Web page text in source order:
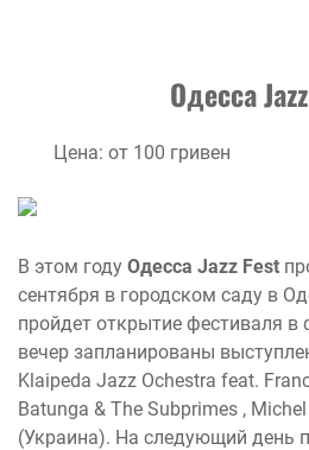
ОдессаJazz
Цена: от 100 гривен
В этом году Одесса Jazz Fest
сентября в городском саду в
пройдет открытие фестиваля в
вечер запланированы
Klaipeda Jazz Ochestra feat.
Batunga & The Subprimes ,
(Украина). На следующий день